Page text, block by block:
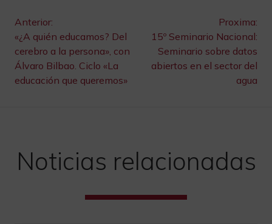
Navegación
de
entradas
Anterior:
«¿A quién educamos? Del
cerebro a la persona», con
Álvaro Bilbao. Ciclo «La
educación que queremos»
Proxima:
15º Seminario Nacional:
Seminario sobre datos
abiertos en el sector del
agua
Noticias relacionadas